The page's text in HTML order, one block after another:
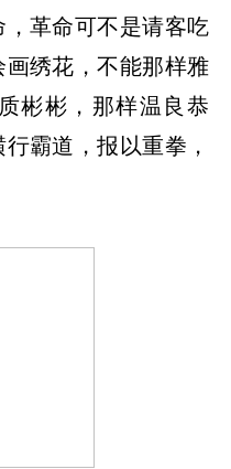
革命可不是请客吃
绣花，不能那样雅
彬彬，那样温良恭
霸道，报以重拳，